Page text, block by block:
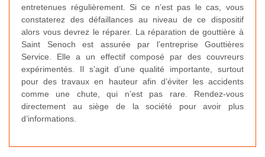
entretenues régulièrement. Si ce n’est pas le cas, vous
constaterez des défaillances au niveau de ce dispositif
alors vous devrez le réparer. La réparation de gouttière à
Saint Senoch est assurée par l’entreprise Gouttières
Service. Elle a un effectif composé par des couvreurs
expérimentés. Il s’agit d’une qualité importante, surtout
pour des travaux en hauteur afin d’éviter les accidents
comme une chute, qui n’est pas rare. Rendez-vous
directement au siège de la société pour avoir plus
d’informations.